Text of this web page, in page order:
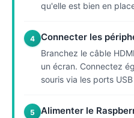
qu'elle est bien en
4 Connecter les
Branchez le câble
un écran. Connectez
souris via les ports
5 Alimenter le